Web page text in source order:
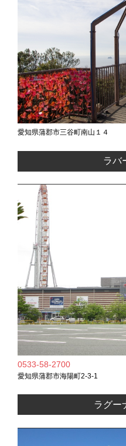
愛知県蒲郡市三谷町南山１４
ラバ
0533-58-2700
愛知県蒲郡市海陽町2-3-1
ラグー